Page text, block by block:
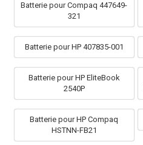
Batterie pour Compaq 447649-
321
Batterie pour HP 407835-001
Batterie pour HP EliteBook
2540P
Batterie pour HP Compaq
HSTNN-FB21